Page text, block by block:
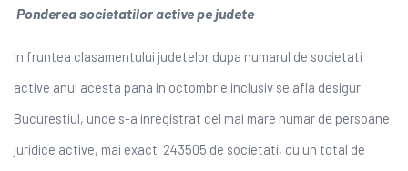
Ponderea societatilor active pe judete
In fruntea clasamentului judetelor dupa numarul de societati
active anul acesta pana in octombrie inclusiv se afla desigur
Bucurestiul, unde s-a inregistrat cel mai mare numar de persoane
juridice active, mai exact 243505 de societati, cu un total de